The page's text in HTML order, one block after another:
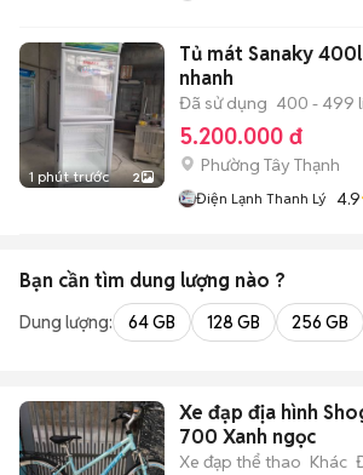
1 phút trước 2
Tủ mát Sanaky
nhanh
Đã sử dụng 400 - 499
5.200.000 đ
Phường Tây Thạnh
Điện Lạnh Thanh Lý 4.9
Bạn cần tìm dung lượng nào ?
Dung lượng: 64 GB 128 GB 256 GB
Xe đạp địa hình
700 Xanh ngọc
Xe đạp thể thao Khác